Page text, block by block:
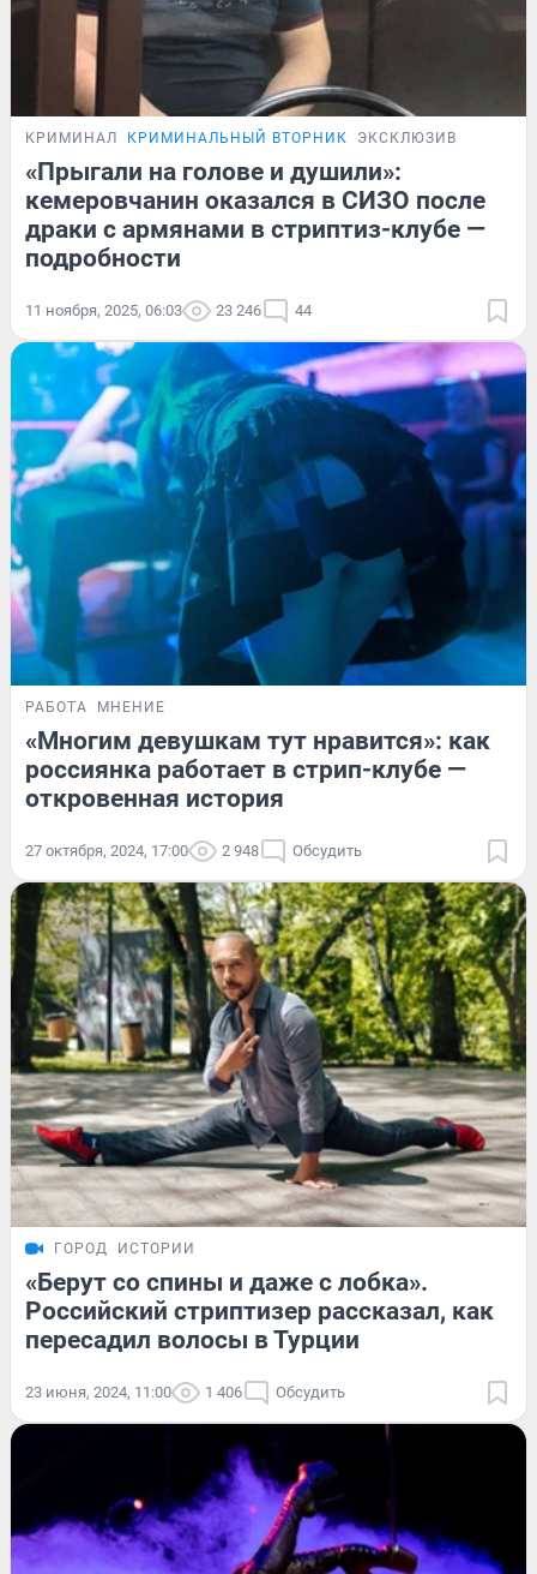
КРИМИНАЛ КРИМИНАЛЬНЫЙ ВТОРНИК ЭКСКЛЮЗИВ
«Прыгали на голове и душили»:
кемеровчанин оказался в СИЗО после
драки с армянами в стриптиз-клубе —
подробности
11 ноября, 2025, 06:03 23 246 44
РАБОТА МНЕНИЕ
«Многим девушкам тут нравится»: как
россиянка работает в стрип-клубе —
откровенная история
27 октября, 2024, 17:00 2 948 Обсудить
ГОРОД ИСТОРИИ
«Берут со спины и даже с лобка».
Российский стриптизер рассказал, как
пересадил волосы в Турции
23 июня, 2024, 11:00 1 406 Обсудить